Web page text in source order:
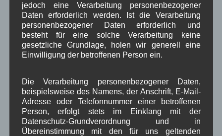
Beitragsarchiv
August 2026
(2)
Juli 2026(9)
Juni 2026(4)
April 2026(8)
März 2026(9)
Februar 2026 (6)
Januar 2026
(8)
Dezember 2025(14)
November 2025(5)
jedoch eine Verarbeitung personenbezogener
Daten erforderlich werden. Ist die Verarbeitung
personenbezogener Daten erforderlich und
besteht für eine solche Verarbeitung keine
gesetzliche Grundlage, holen wir generell eine
Einwilligung der betroffenen Person ein.
Die Verarbeitung personenbezogener Daten,
beispielsweise des Namens, der Anschrift, E-Mail-
Adresse oder Telefonnummer einer betroffenen
Person, erfolgt stets im Einklang mit der
Datenschutz-Grundverordnung und in
Übereinstimmung mit den für uns geltenden